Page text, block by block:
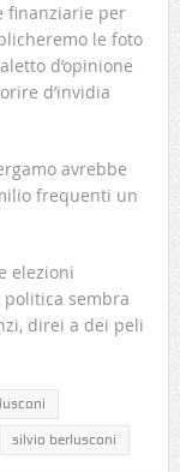
finanziarie per
le foto
d’opinione
d’invidia
avrebbe
frequenti un
elezioni
sembra
direi a dei peli
silvio berlusconi